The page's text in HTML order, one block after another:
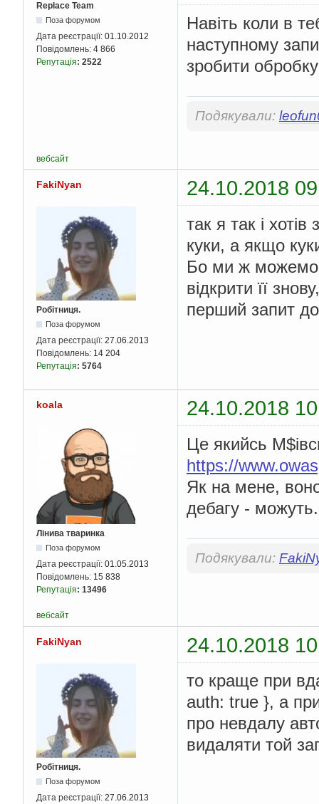
Replace Team
Поза форумом
Дата реєстрації: 01.10.2012
Повідомлень: 4 866
Репутація: 2522
Навіть коли в
наступному
зробити
Подякували:
вебсайт
FakiNyan 24.10.2018
Робітниця.
Поза форумом
Дата реєстрації: 27.06.2013
Повідомлень: 14 204
Репутація: 5764
так я так і
куки, а якщо
Бо ми ж можемо
відкрити її
перший запит
koala 24.10.2018
Лінива тваринка
Поза форумом
Дата реєстрації: 01.05.2013
Повідомлень: 15 838
Репутація: 13496
Це якийсь
https://
Як на мене,
дебагу -
Подякували:
вебсайт
FakiNyan 24.10.2018
Робітниця.
Поза форумом
Дата реєстрації: 27.06.2013
то краще при
auth: true }, а
про невдалу
видаляти той